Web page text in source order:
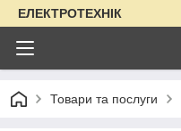
ЕЛЕКТРОТЕХНІК
Товари та послуги